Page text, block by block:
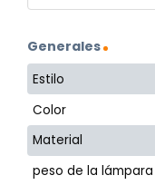
Generales
Estilo
Color
Material
peso de la lámpara